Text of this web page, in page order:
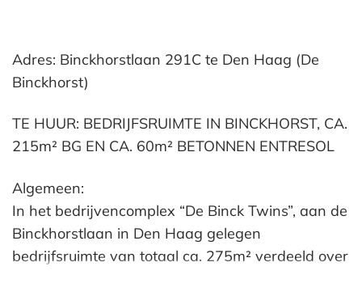
Adres: Binckhorstlaan 291C te Den Haag (De
Binckhorst)
TE HUUR: BEDRIJFSRUIMTE IN BINCKHORST, CA.
215m² BG EN CA. 60m² BETONNEN ENTRESOL
Algemeen:
In het bedrijvencomplex “De Binck Twins”, aan de
Binckhorstlaan in Den Haag gelegen
bedrijfsruimte van totaal ca. 275m² verdeeld over